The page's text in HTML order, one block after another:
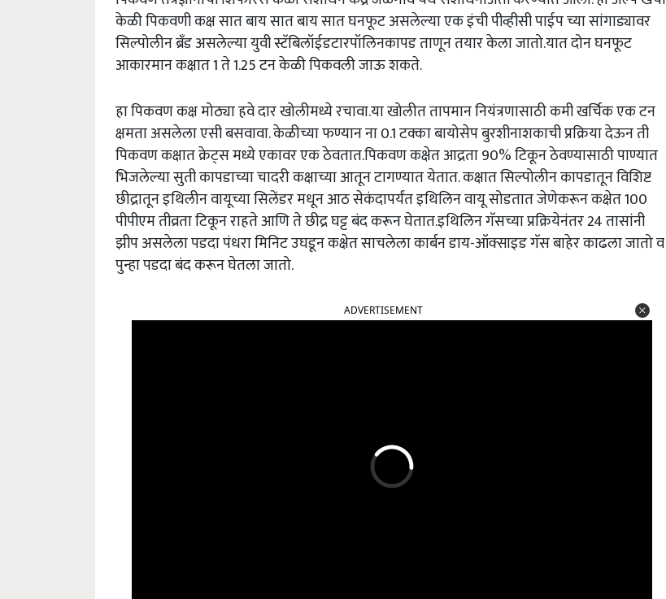
केळी पिकवणी कक्ष सात बाय सात बाय सात घनफूट असलेल्या एक इंची पीव्हीसी पाईप च्या सांगाड्यावर
सिल्पोलीन ब्रँड असलेल्या युवी स्टॅबिलॉईडटारपॉलिनकापड ताणून तयार केला जातो.यात दोन घनफूट
आकारमान कक्षात 1 ते 1.25 टन केळी पिकवली जाऊ शकते.
हा पिकवण कक्ष मोठ्या हवे दार खोलीमध्ये रचावा.या खोलीत तापमान नियंत्रणासाठी कमी खर्चिक एक टन
क्षमता असलेला एसी बसवावा. केळीच्या फण्यान ना 0.1 टक्का बायोसेप बुरशीनाशकाची प्रक्रिया देऊन ती
पिकवण कक्षात क्रेट्स मध्ये एकावर एक ठेवतात.पिकवण कक्षेत आद्रता 90% टिकून ठेवण्यासाठी पाण्यात
भिजलेल्या सुती कापडाच्या चादरी कक्षाच्या आतून टागण्यात येतात. कक्षात सिल्पोलीन कापडातून विशिष्ट
छीद्रातून इथिलीन वायूच्या सिलेंडर मधून आठ सेकंदापर्यंत इथिलिन वायू सोडतात जेणेकरून कक्षेत 100
पीपीएम तीव्रता टिकून राहते आणि ते छीद्र घट्ट बंद करून घेतात.इथिलिन गॅसच्या प्रक्रियेनंतर 24 तासांनी
झीप असलेला पडदा पंधरा मिनिट उघडून कक्षेत साचलेला कार्बन डाय-ऑक्साइड गॅस बाहेर काढला जातो व
पुन्हा पडदा बंद करून घेतला जातो.
ADVERTISEMENT